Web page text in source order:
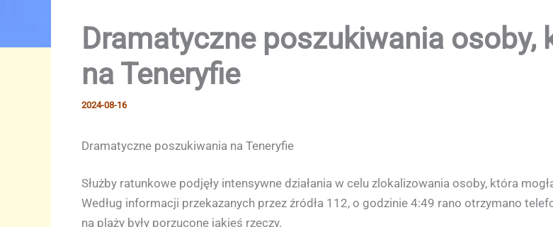
Dramatyczne poszukiwania osoby,
na Teneryfie
2024-08-16
Dramatyczne poszukiwania na Teneryfie
Służby ratunkowe podjęły intensywne działania w celu zlokalizowania osoby, która
Według informacji przekazanych przez źródła 112, o godzinie 4:49 rano otrzymano
na plaży były porzucone jakieś rzeczy.